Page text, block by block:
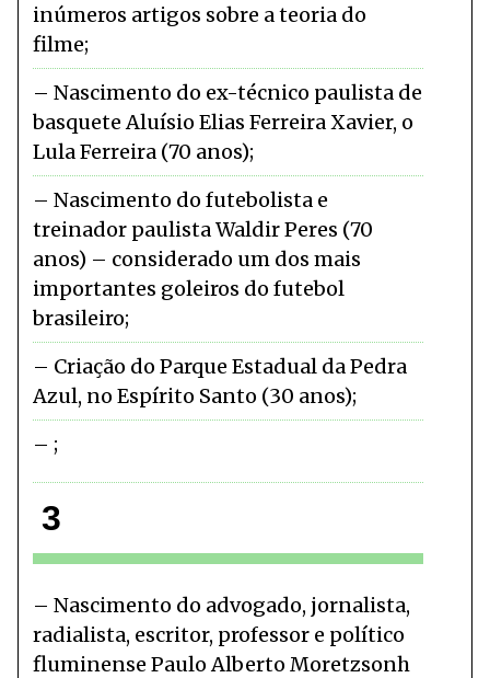
inúmeros artigos sobre a teoria do
filme
Nascimento do ex-técnico paulista de
basquete Aluísio Elias Ferreira Xavier, o
Lula Ferreira (70 anos)
Nascimento do futebolista e
treinador paulista Waldir Peres (70
anos) – considerado um dos mais
importantes goleiros do futebol
brasileiro
Criação do Parque Estadual da Pedra
Azul, no Espírito Santo (30 anos)
3
Nascimento do advogado, jornalista,
radialista, escritor, professor e político
fluminense Paulo Alberto Moretzsonh